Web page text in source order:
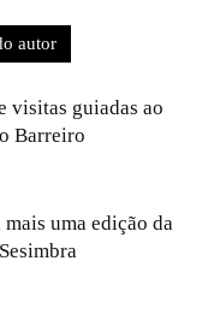
autor
visitas guiadas ao
Barreiro
uma edição da